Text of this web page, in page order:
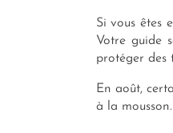
Si vous êtes
Votre guide
protéger des
En août,
à la